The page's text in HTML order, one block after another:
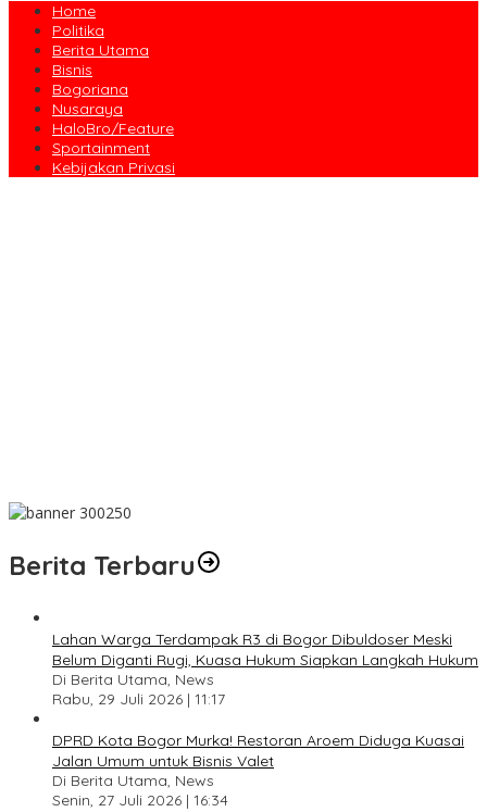
Home
Politika
Berita Utama
Bisnis
Bogoriana
Nusaraya
HaloBro/Feature
Sportainment
Kebijakan Privasi
Berita Terbaru
Lahan Warga Terdampak R3 di Bogor Dibuldoser Meski
Belum Diganti Rugi, Kuasa Hukum Siapkan Langkah Hukum
Di Berita Utama, News
Rabu, 29 Juli 2026 | 11:17
DPRD Kota Bogor Murka! Restoran Aroem Diduga Kuasai
Jalan Umum untuk Bisnis Valet
Di Berita Utama, News
Senin, 27 Juli 2026 | 16:34